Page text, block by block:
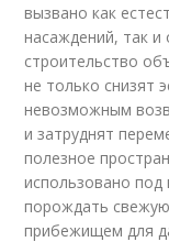
вызвано как
насаждений, так и
строительство
не только снизят
невозможным
и затруднят
полезное
использовано под
порождать
прибежищем для